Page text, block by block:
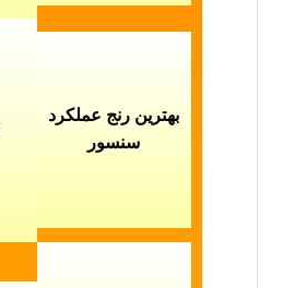
بهترین رنج عملکرد
سنسور